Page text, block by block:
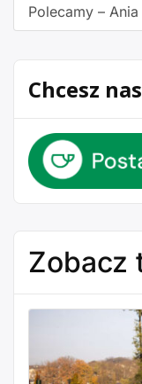
Polecamy –
Chcesz
Zobacz